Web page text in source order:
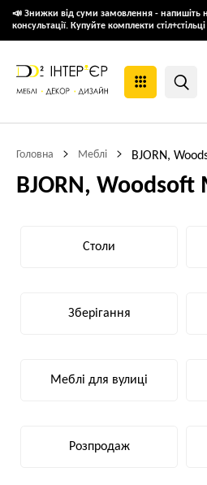
📣 Знижки від суми замовлення - напишіть
консультації. Купуйте комплекти
Головна Меблі BJORN,
BJORN, Woodsoft
Столи
Зберігання
Меблі для вулиці
Розпродаж